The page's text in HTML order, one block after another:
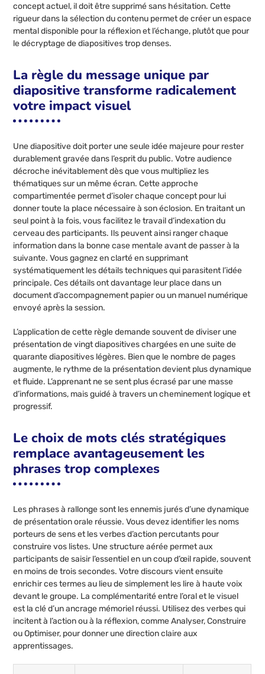
concept actuel, il doit être supprimé sans hésitation. Cette
rigueur dans la sélection du contenu permet de créer un espace
mental disponible pour la réflexion et l’échange, plutôt que pour
le décryptage de diapositives trop denses.
La règle du message unique par
diapositive transforme radicalement
votre impact visuel
Une diapositive doit porter une seule idée majeure pour rester
durablement gravée dans l’esprit du public. Votre audience
décroche inévitablement dès que vous multipliez les
thématiques sur un même écran. Cette approche
compartimentée permet d’isoler chaque concept pour lui
donner toute la place nécessaire à son éclosion. En traitant un
seul point à la fois, vous facilitez le travail d’indexation du
cerveau des participants. Ils peuvent ainsi ranger chaque
information dans la bonne case mentale avant de passer à la
suivante. Vous gagnez en clarté en supprimant
systématiquement les détails techniques qui parasitent l’idée
principale. Ces détails ont davantage leur place dans un
document d’accompagnement papier ou un manuel numérique
envoyé après la session.
L’application de cette règle demande souvent de diviser une
présentation de vingt diapositives chargées en une suite de
quarante diapositives légères. Bien que le nombre de pages
augmente, le rythme de la présentation devient plus dynamique
et fluide. L’apprenant ne se sent plus écrasé par une masse
d’informations, mais guidé à travers un cheminement logique et
progressif.
Le choix de mots clés stratégiques
remplace avantageusement les
phrases trop complexes
Les phrases à rallonge sont les ennemis jurés d’une dynamique
de présentation orale réussie. Vous devez identifier les noms
porteurs de sens et les verbes d’action percutants pour
construire vos listes. Une structure aérée permet aux
participants de saisir l’essentiel en un coup d’œil rapide, souvent
en moins de trois secondes. Votre discours vient ensuite
enrichir ces termes au lieu de simplement les lire à haute voix
devant le groupe. La complémentarité entre l’oral et le visuel
est la clé d’un ancrage mémoriel réussi. Utilisez des verbes qui
incitent à l’action ou à la réflexion, comme Analyser, Construire
ou Optimiser, pour donner une direction claire aux
apprentissages.